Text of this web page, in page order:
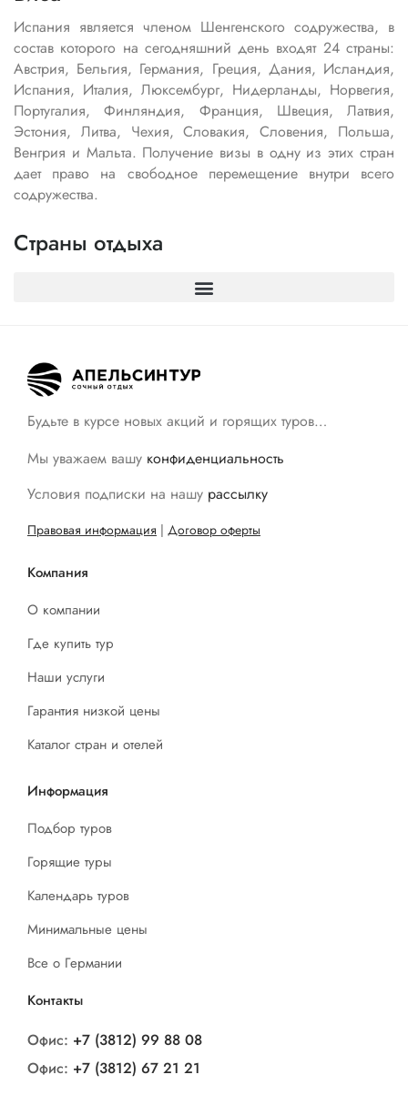
Испания является членом Шенгенского содружества, в
состав которого на сегодняшний день входят 24 страны:
Австрия, Бельгия, Германия, Греция, Дания, Исландия,
Испания, Италия, Люксембург, Нидерланды, Норвегия,
Португалия, Финляндия, Франция, Швеция, Латвия,
Эстония, Литва, Чехия, Словакия, Словения, Польша,
Венгрия и Мальта. Получение визы в одну из этих стран
дает право на свободное перемещение внутри всего
содружества.
Страны отдыха
Будьте в курсе новых акций и горящих туров…
Мы уважаем вашу конфиденциальность
Условия подписки на нашу рассылку
Правовая информация | Договор оферты
Компания
О компании
Где купить тур
Наши услуги
Гарантия низкой цены
Каталог стран и отелей
Информация
Подбор туров
Горящие туры
Календарь туров
Минимальные цены
Все о Германии
Контакты
Офис: +7 (3812) 99 88 08
Офис: +7 (3812) 67 21 21